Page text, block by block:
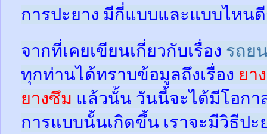
การปะยาง มีกี่แบบและแบบไหน
จากที่เคยเขียนเกี่ยวกับเรื่อง รถย
ทุกท่านได้ทราบข้อมูลถึงเรื่อง ยา
ยางซึม แล้วนั้น วันนี้จะได้มีโอกา
การแบบนั้นเกิดขึ้น เราจะมีวิธีปะ